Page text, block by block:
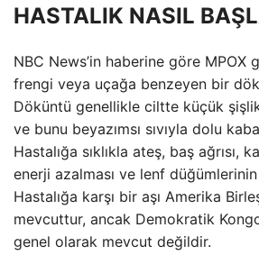
HASTALIK NASIL
NBC News’in haberine göre MPOX
frengi veya uçağa benzeyen bir
Döküntü genellikle ciltte küçük
ve bunu beyazımsı sıvıyla dolu
Hastalığa sıklıkla ateş, baş ağrısı,
enerji azalması ve lenf
Hastalığa karşı bir aşı Amerika
mevcuttur, ancak Demokratik
genel olarak mevcut değildir.